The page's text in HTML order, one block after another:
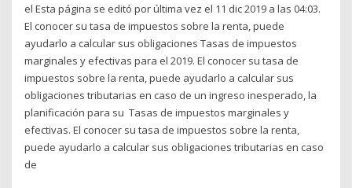
el Esta página se editó por última vez el 11 dic 2019 a las 04:03.
El conocer su tasa de impuestos sobre la renta, puede
ayudarlo a calcular sus obligaciones Tasas de impuestos
marginales y efectivas para el 2019. El conocer su tasa de
impuestos sobre la renta, puede ayudarlo a calcular sus
obligaciones tributarias en caso de un ingreso inesperado, la
planificación para su Tasas de impuestos marginales y
efectivas. El conocer su tasa de impuestos sobre la renta,
puede ayudarlo a calcular sus obligaciones tributarias en caso
de